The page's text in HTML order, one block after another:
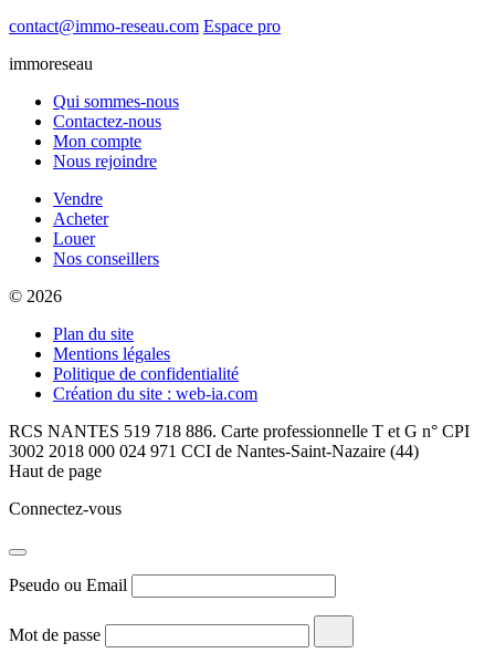
contact@immo-reseau.com Espace pro
immoreseau
Qui sommes-nous
Contactez-nous
Mon compte
Nous rejoindre
Vendre
Acheter
Louer
Nos conseillers
© 2026
Plan du site
Mentions légales
Politique de confidentialité
Création du site : web-ia.com
RCS NANTES 519 718 886. Carte professionnelle T et G n° CPI
3002 2018 000 024 971 CCI de Nantes-Saint-Nazaire (44)
Haut de page
Connectez-vous
Pseudo ou Email
Mot de passe